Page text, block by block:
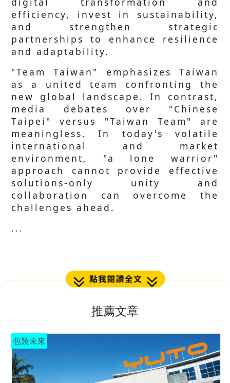
efficiency, invest in sustainability,
and strengthen strategic
partnerships to enhance resilience
and adaptability.
"Team Taiwan" emphasizes Taiwan
as a united team confronting the
new global landscape. In contrast,
media debates over "Chinese
Taipei" versus "Taiwan Team" are
meaningless. In today's volatile
international and market
environment, "a lone warrior"
approach cannot provide effective
solutions-only unity and
collaboration can overcome the
challenges ahead.
...
推薦文章
包裝未來